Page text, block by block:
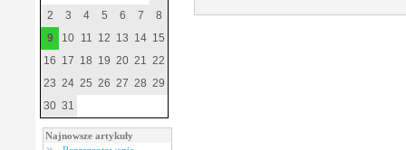
2
3 4 5 6 7
8
9
10 11 12 13 14 15
16 17 18 19 20 21 22
23 24 25 26 27 28 29
30 31
Najnowsze artykuły